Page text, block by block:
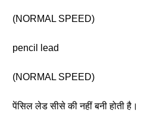
(NORMAL SPEED)
pencil lead
(NORMAL SPEED)
पेंसिल लेड सीसे की नहीं बनी होती है।